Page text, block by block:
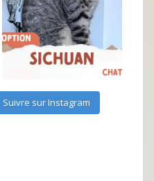
Suivre sur Instagram